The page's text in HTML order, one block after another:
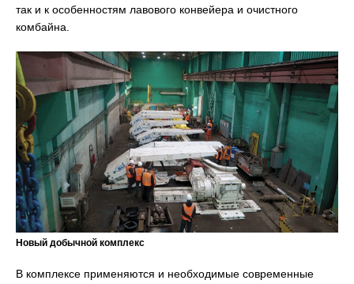
так и к особенностям лавового конвейера и очистного
комбайна.
Новый добычной комплекс
В комплексе применяются и необходимые современные